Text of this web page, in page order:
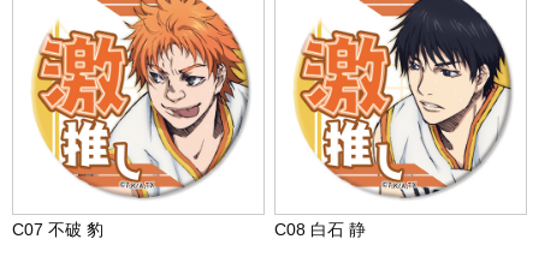
C07 不破 豹 C08 白石 静